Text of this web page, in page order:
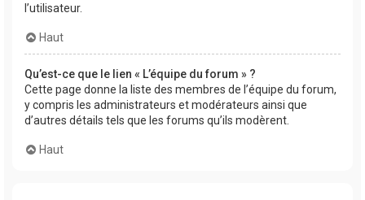
l’utilisateur.
Haut
Qu’est-ce que le lien « L’équipe du forum » ?
Cette page donne la liste des membres de l’équipe du forum,
y compris les administrateurs et modérateurs ainsi que
d’autres détails tels que les forums qu’ils modèrent.
Haut